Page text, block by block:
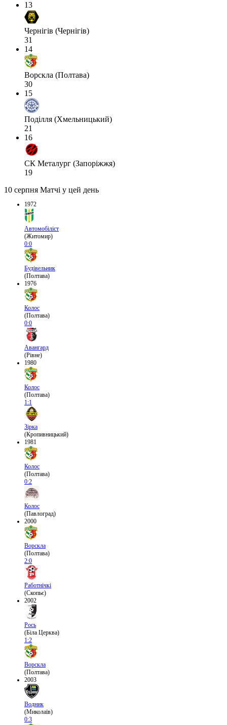
13
Чернігів (Чернігів)
31
14
Ворскла (Полтава)
30
15
Поділля (Хмельницький)
21
16
СК Металург (Запоріжжя)
19
10 серпня Матчі у цей день
1972
Автомобіліст
(Житомир)
0:0
Будівельник
(Полтава)
1976
Колос
(Полтава)
0:0
Авангард
(Рівне)
1980
Колос
(Полтава)
1:1
Зірка
(Кропивницький)
1981
Колос
(Полтава)
0:2
Колос
(Павлоград)
2000
Ворскла
(Полтава)
2:0
Работнічкі
(Скопьє)
2002
Рось
(Біла Церква)
1:2
Ворскла
(Полтава)
2003
Водник
(Миколаїв)
0:3